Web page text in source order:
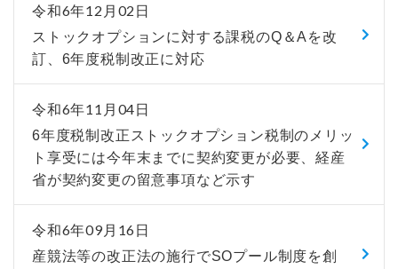
令和6年12月02日
ストックオプションに対する課税のQ＆Aを改
訂、6年度税制改正に対応
令和6年11月04日
6年度税制改正ストックオプション税制のメリッ
ト享受には今年末までに契約変更が必要、経産
省が契約変更の留意事項など示す
令和6年09月16日
産競法等の改正法の施行でSOプール制度を創